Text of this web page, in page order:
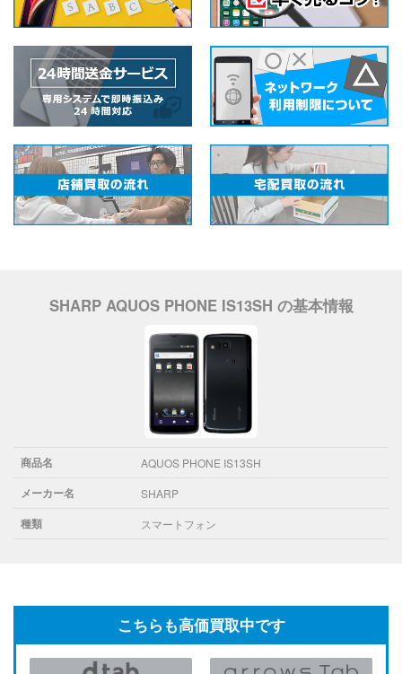
SHARP AQUOS PHONE IS13SH の基本情報
商品名 AQUOS PHONE IS13SH
メーカー名 SHARP
種類 スマートフォン
こちらも高価買取中です